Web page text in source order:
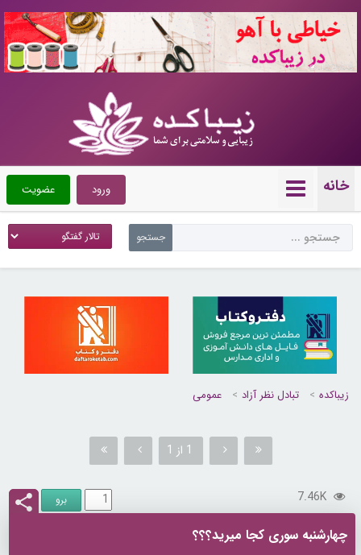
10720528
خانه عضویت ورود
زیباکده تبادل نظر آزاد عمومی
1 از 1
7.46K
چهارشنبه سوری کجا میرید؟؟؟